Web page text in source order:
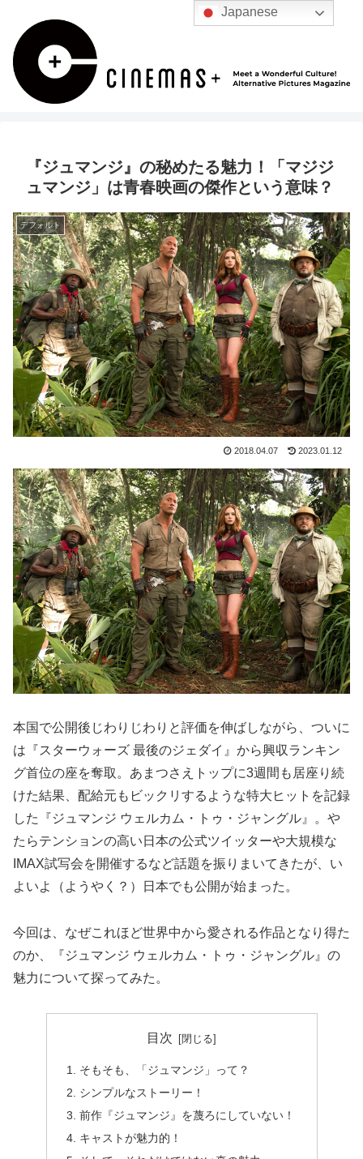
『ジュマンジ』の秘めたる魅力！「マジジ
ュマンジ」は青春映画の傑作という意味？
デフォルト
2018.04.07 2023.01.12
本国で公開後じわりじわりと評価を伸ばしながら、ついに
は『スターウォーズ 最後のジェダイ』から興収ランキン
グ首位の座を奪取。あまつさえトップに3週間も居座り続
けた結果、配給元もビックリするような特大ヒットを記録
した『ジュマンジ ウェルカム・トゥ・ジャングル』。や
たらテンションの高い日本の公式ツイッターや大規模な
IMAX試写会を開催するなど話題を振りまいてきたが、い
よいよ（ようやく？）日本でも公開が始まった。
今回は、なぜこれほど世界中から愛される作品となり得た
のか、『ジュマンジ ウェルカム・トゥ・ジャングル』の
魅力について探ってみた。
目次
そもそも、「ジュマンジ」って？
シンプルなストーリー！
前作『ジュマンジ』を蔑ろにしていない！
キャストが魅力的！
Japanese